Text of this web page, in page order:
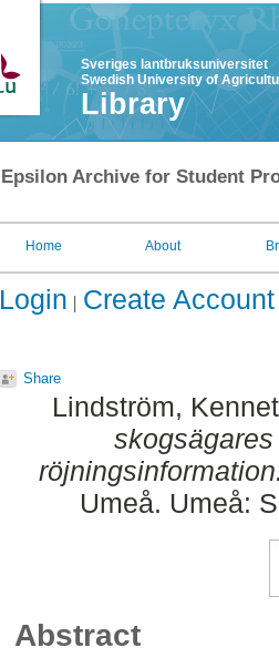
Sveriges lantbruksuniversitet
Swedish University of
Library
Epsilon Archive for Student
Home About
Login Create Account
Share
Lindström,
Umeå. Umeå:
Abstract